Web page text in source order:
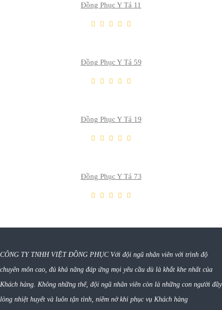
Đồng Phục Y Tá 11
Đồng Phục Y Tá 59
THÊM VÀO GIỎ
Đồng Phục Y Tá 19
THÊM VÀO GIỎ
Đồng Phục Y Tá 73
THÊM VÀO GIỎ
CÔNG TY TNHH VIỆT ĐỒNG PHỤC Với đội ngũ nhân viên với trình độ
chuyên môn cao, đủ khả năng đáp ứng mọi yêu cầu dù là khắt khe nhất của
Khách hàng. Không những thế, đội ngũ nhân viên còn là những con người đầy
lòng nhiệt huyết và luôn tận tình, niềm nở khi phục vụ Khách hàng